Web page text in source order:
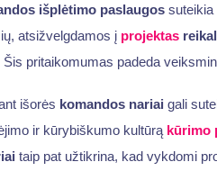
išplėtimo paslaugossuteikia
atsižvelgdamos į projektas
pritaikomumas padeda
išorės komandos nariai gali
ir kūrybiškumo kultūrą kūrimo
taip pat užtikrina, kad vykdomi